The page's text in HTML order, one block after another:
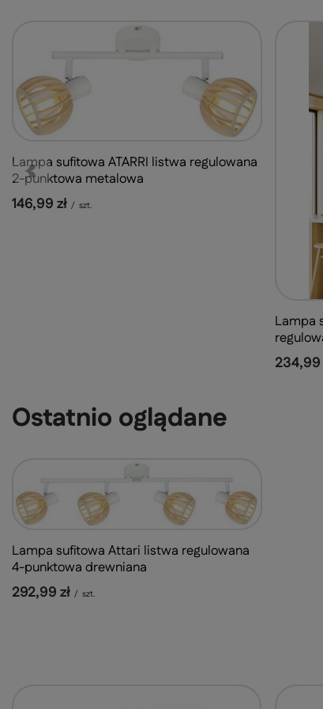
Lampa sufitowa ATARRI listwa regulowana
2-punktowa metalowa
146,99 zł / szt.
Lampa
234,99
Ostatnio oglądane
Lampa sufitowa Attari listwa regulowana
4-punktowa drewniana
292,99 zł / szt.